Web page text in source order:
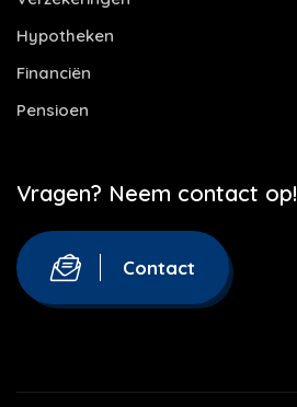
Hypotheken
Financiën
Pensioen
Vragen? Neem contact op!
Contact